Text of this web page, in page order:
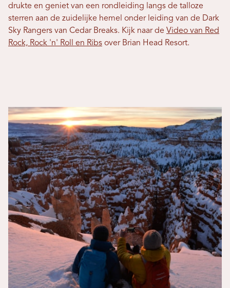
drukte en geniet van een rondleiding langs de talloze
sterren aan de zuidelijke hemel onder leiding van de Dark
Sky Rangers van Cedar Breaks. Kijk naar de Video van Red
Rock, Rock 'n' Roll en Ribs over Brian Head Resort.